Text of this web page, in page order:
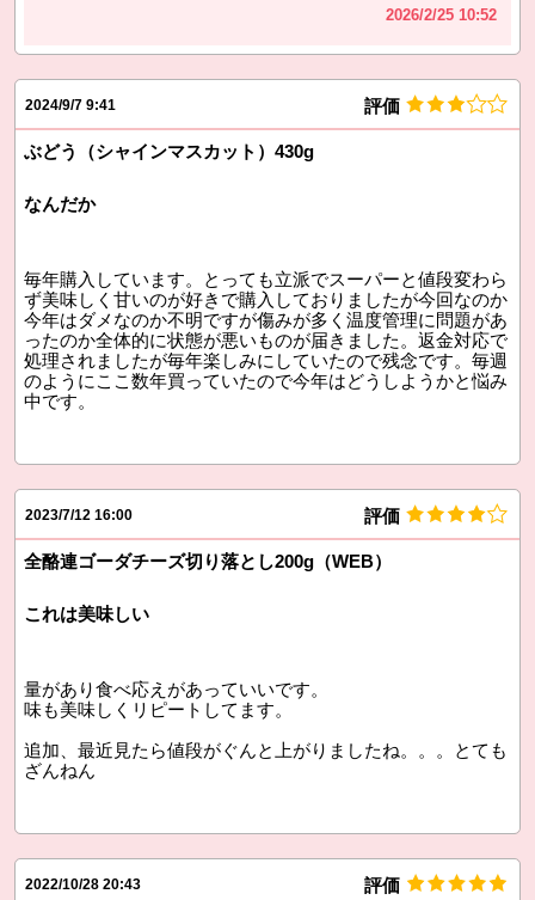
2026/2/25 10:52
2024/9/7 9:41 評価
ぶどう（シャインマスカット）430g
なんだか
毎年購入しています。とっても立派でスーパーと値段変わら
ず美味しく甘いのが好きで購入しておりましたが今回なのか
今年はダメなのか不明ですが傷みが多く温度管理に問題があ
ったのか全体的に状態が悪いものが届きました。返金対応で
処理されましたが毎年楽しみにしていたので残念です。毎週
のようにここ数年買っていたので今年はどうしようかと悩み
中です。
2023/7/12 16:00 評価
全酪連ゴーダチーズ切り落とし200g（WEB）
これは美味しい
量があり食べ応えがあっていいです。
味も美味しくリピートしてます。
追加、最近見たら値段がぐんと上がりましたね。。。とても
ざんねん
2022/10/28 20:43 評価